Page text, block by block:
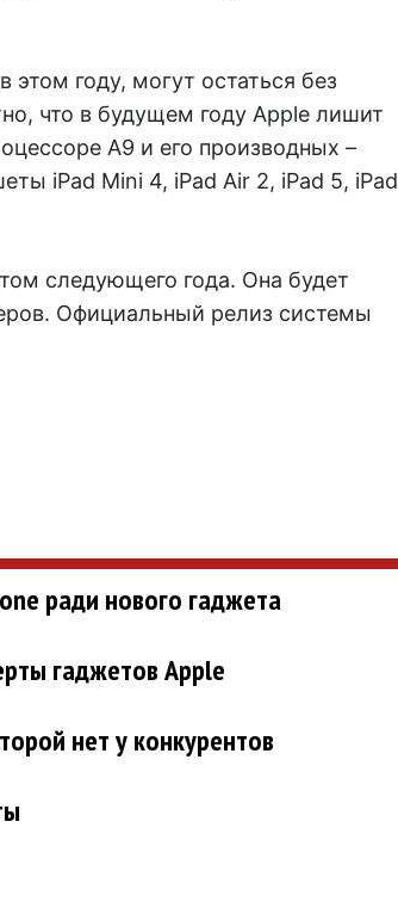
году, могут остаться без
что в будущем году Apple лишит
A9 и его производных –
iPad Mini 4, iPad Air 2, iPad 5, iPad
следующего года. Она будет
Официальный релиз системы
ради нового гаджета
гаджетов Apple
нет у конкурентов